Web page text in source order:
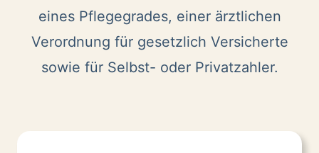
eines Pflegegrades, einer ärztlichen
Verordnung für gesetzlich Versicherte
sowie für Selbst- oder Privatzahler.